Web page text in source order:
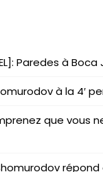
Paredes à
à la 4′
que vous